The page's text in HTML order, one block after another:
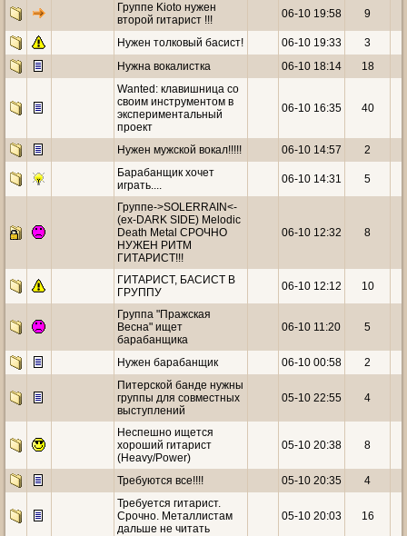
Группе Kioto нужен
второй гитарист !!!
06-10 19:58 9
Нужен толковый басист! 06-10 19:33 3
Нужна вокалистка
06-10 18:14 18
Wanted: клавишница со
своим инструментом в
экспериментальный
проект
06-10 16:35 40
Нужен мужской вокал!!!!! 06-10 14:57 2
Барабанщик хочет
играть....
06-10 14:31 5
Группе->SOLERRAIN<-
(ex-DARK SIDE) Melodic
Death Metal СРОЧНО
НУЖЕН РИТМ
ГИТАРИСТ!!!
06-10 12:32 8
ГИТАРИСТ, БАСИСТ В
ГРУППУ
06-10 12:12 10
Группа "Пражская
Весна" ищет
барабанщика
06-10 11:20 5
Нужен барабанщик 06-10 00:58 2
Питерской банде нужны
группы для совместных
выступлений
05-10 22:55 4
Неспешно ищется
хороший гитарист
(Heavy/Power)
05-10 20:38 8
Требуются все!!!! 05-10 20:35 4
Требуется гитарист.
Срочно. Металлистам
дальше не читать
05-10 20:03 16